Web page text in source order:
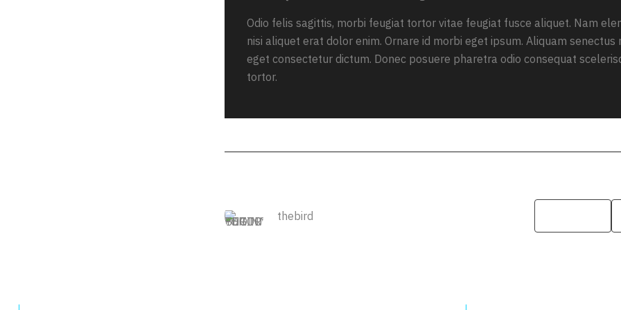
Odio felis sagittis, morbi feugiat tortor vitae feugiat fusce aliquet. Nam
nisi aliquet erat dolor enim. Ornare id morbi eget ipsum. Aliquam senectus
eget consectetur dictum. Donec posuere pharetra odio consequat
tortor.
thebird